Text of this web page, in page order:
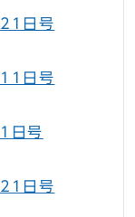
日号
日号
日号
日号